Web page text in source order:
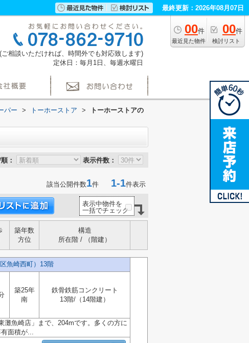
最終更新：2026年08月07日
00件
最近見た物件
00件
検討リスト
相談いただければ、時間外でも対応致します)
定休日：毎月1日、毎週水曜日
パー > トーホーストア >
トーホーストアの
： 表示件数：
該当公開件数1件 1-1件表示
表示中物件を
一括でチェック
築年数
方位
構造
所在階 / （階建）
魚崎西町）13階
築25年
南
鉄骨鉄筋コンクリート
13階/（14階建）
灘魚崎店」まで、204mです。多くの方に
面積が...